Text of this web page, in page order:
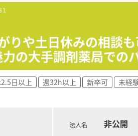
調剤業務
理
師・看護師・他職種への対応含む）
導は行っていません
ゾートホテルのように快適で綺麗
の勤務です。残業ほとんどありま
相談できます。
りや土日休みの相談
の大手調剤薬局での
日以上 週32h以上 新卒可 未経
法人名 非公開